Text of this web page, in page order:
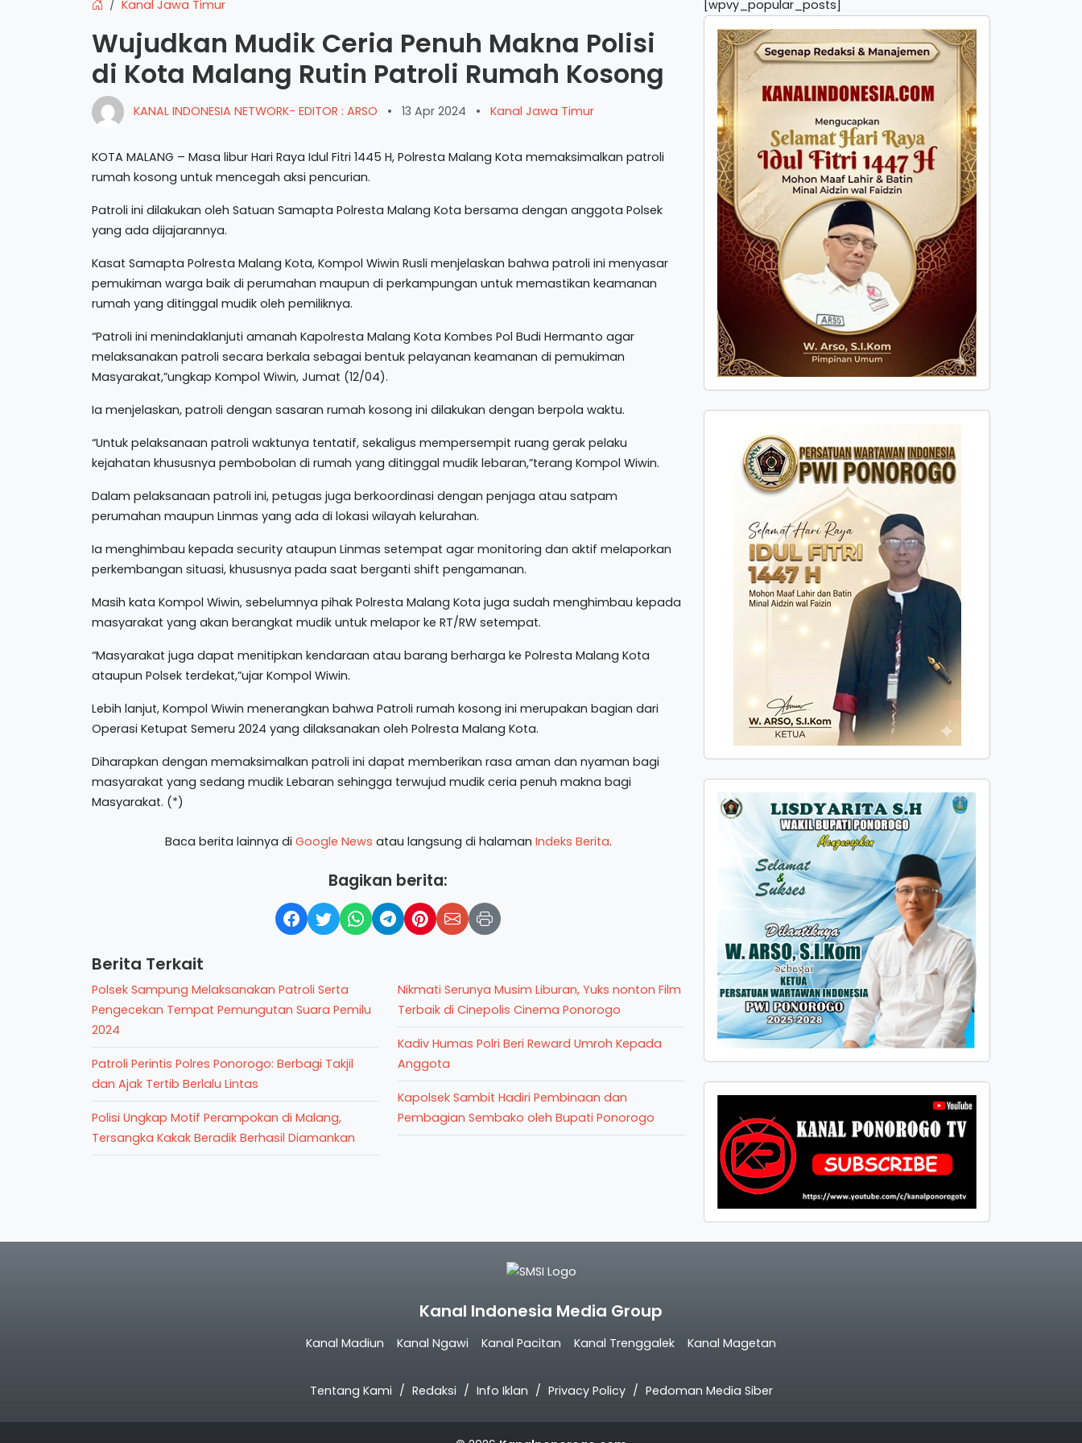
Kanal Jawa Timur
Wujudkan Mudik Ceria Penuh Makna Polisi
di Kota Malang Rutin Patroli Rumah Kosong
KANAL INDONESIA NETWORK- EDITOR : ARSO • 13 Apr 2024 • Kanal Jawa Timur
KOTA MALANG – Masa libur Hari Raya Idul Fitri 1445 H, Polresta Malang Kota memaksimalkan patroli
rumah kosong untuk mencegah aksi pencurian.
Patroli ini dilakukan oleh Satuan Samapta Polresta Malang Kota bersama dengan anggota Polsek
yang ada dijajarannya.
Kasat Samapta Polresta Malang Kota, Kompol Wiwin Rusli menjelaskan bahwa patroli ini menyasar
pemukiman warga baik di perumahan maupun di perkampungan untuk memastikan keamanan
rumah yang ditinggal mudik oleh pemiliknya.
“Patroli ini menindaklanjuti amanah Kapolresta Malang Kota Kombes Pol Budi Hermanto agar
melaksanakan patroli secara berkala sebagai bentuk pelayanan keamanan di pemukiman
Masyarakat,”ungkap Kompol Wiwin, Jumat (12/04).
Ia menjelaskan, patroli dengan sasaran rumah kosong ini dilakukan dengan berpola waktu.
“Untuk pelaksanaan patroli waktunya tentatif, sekaligus mempersempit ruang gerak pelaku
kejahatan khususnya pembobolan di rumah yang ditinggal mudik lebaran,”terang Kompol Wiwin.
Dalam pelaksanaan patroli ini, petugas juga berkoordinasi dengan penjaga atau satpam
perumahan maupun Linmas yang ada di lokasi wilayah kelurahan.
Ia menghimbau kepada security ataupun Linmas setempat agar monitoring dan aktif melaporkan
perkembangan situasi, khususnya pada saat berganti shift pengamanan.
Masih kata Kompol Wiwin, sebelumnya pihak Polresta Malang Kota juga sudah menghimbau kepada
masyarakat yang akan berangkat mudik untuk melapor ke RT/RW setempat.
“Masyarakat juga dapat menitipkan kendaraan atau barang berharga ke Polresta Malang Kota
ataupun Polsek terdekat,”ujar Kompol Wiwin.
Lebih lanjut, Kompol Wiwin menerangkan bahwa Patroli rumah kosong ini merupakan bagian dari
Operasi Ketupat Semeru 2024 yang dilaksanakan oleh Polresta Malang Kota.
Diharapkan dengan memaksimalkan patroli ini dapat memberikan rasa aman dan nyaman bagi
masyarakat yang sedang mudik Lebaran sehingga terwujud mudik ceria penuh makna bagi
Masyarakat. (*)
Baca berita lainnya di Google News atau langsung di halaman Indeks Berita.
Bagikan berita:
Berita Terkait
Polsek Sampung Melaksanakan Patroli Serta
Pengecekan Tempat Pemungutan Suara Pemilu
2024
Patroli Perintis Polres Ponorogo: Berbagi Takjil
dan Ajak Tertib Berlalu Lintas
Polisi Ungkap Motif Perampokan di Malang,
Tersangka Kakak Beradik Berhasil Diamankan
Nikmati Serunya Musim Liburan, Yuks nonton Film
Terbaik di Cinepolis Cinema Ponorogo
Kadiv Humas Polri Beri Reward Umroh Kepada
Anggota
Kapolsek Sambit Hadiri Pembinaan dan
Pembagian Sembako oleh Bupati Ponorogo
[wpvy_popular_posts]
Kanal Indonesia Media Group
Kanal Madiun Kanal Ngawi Kanal Pacitan Kanal Trenggalek Kanal Magetan
Tentang Kami Redaksi Info Iklan Privacy Policy Pedoman Media Siber